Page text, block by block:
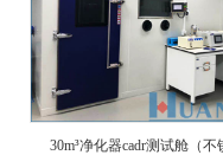
30m³净化器cadr测试舱（不